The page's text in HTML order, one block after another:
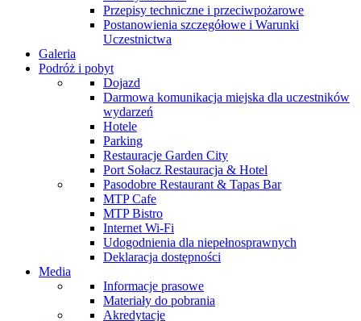
Przepisy techniczne i przeciwpożarowe
Postanowienia szczegółowe i Warunki
Uczestnictwa
Galeria
Podróż i pobyt
Dojazd
Darmowa komunikacja miejska dla uczestników
wydarzeń
Hotele
Parking
Restauracje Garden City
Port Sołacz Restauracja & Hotel
Pasodobre Restaurant & Tapas Bar
MTP Cafe
MTP Bistro
Internet Wi-Fi
Udogodnienia dla niepełnosprawnych
Deklaracja dostępności
Media
Informacje prasowe
Materiały do pobrania
Akredytacje